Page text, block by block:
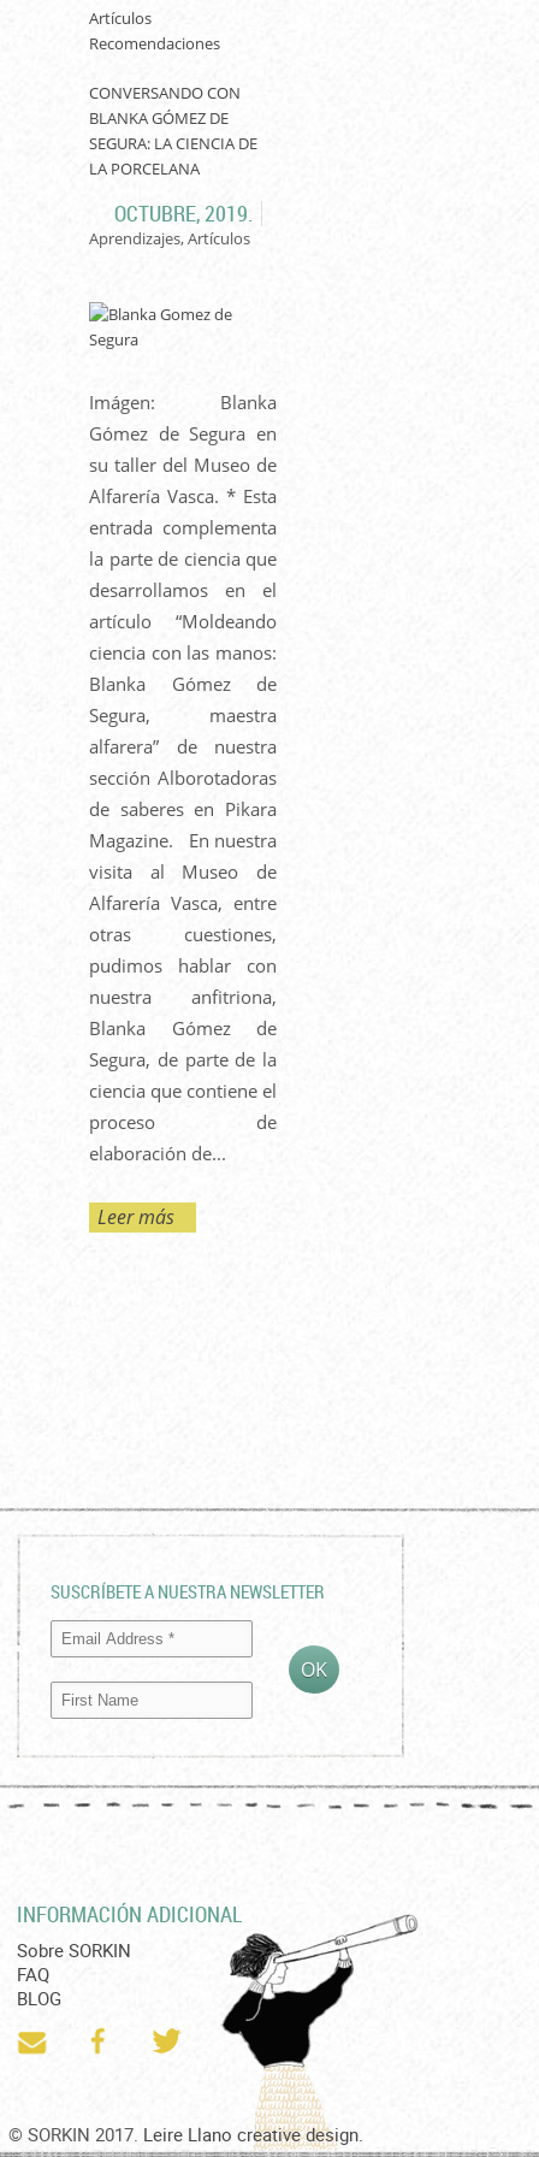
Artículos
Recomendaciones
CONVERSANDO CON
BLANKA GÓMEZ DE
SEGURA: LA CIENCIA DE
LA PORCELANA
OCTUBRE, 2019.
Aprendizajes, Artículos
Imágen: Blanka
Gómez de Segura en
su taller del Museo de
Alfarería Vasca. * Esta
entrada complementa
la parte de ciencia que
desarrollamos en el
artículo “Moldeando
ciencia con las manos:
Blanka Gómez de
Segura, maestra
alfarera” de nuestra
sección Alborotadoras
de saberes en Pikara
Magazine. En nuestra
visita al Museo de
Alfarería Vasca, entre
otras cuestiones,
pudimos hablar con
nuestra anfitriona,
Blanka Gómez de
Segura, de parte de la
ciencia que contiene el
proceso de
elaboración de...
Leer más
SUSCRÍBETE A NUESTRA NEWSLETTER
INFORMACIÓN ADICIONAL
Sobre SORKIN
FAQ
BLOG
© SORKIN 2017. Leire Llano creative design.